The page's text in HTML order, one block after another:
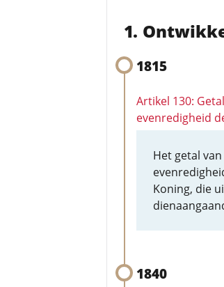
1815
Artikel 130:
evenredigheid
Het getal
Koning, die
1840